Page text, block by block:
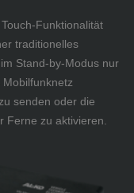
Funktionalität
traditionelles
Stand-by-Modus nur
senden oder die
Ferne zu aktivieren.